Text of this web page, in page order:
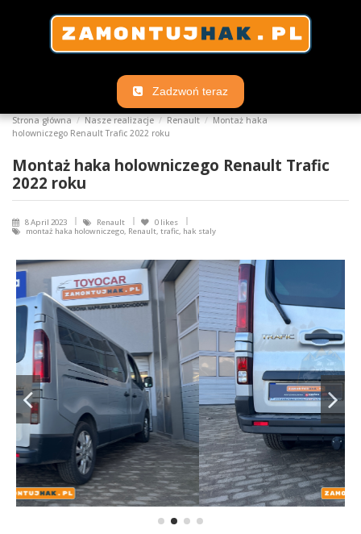
Zadzwoń teraz
Strona główna Nasze realizacje Renault
Montaż haka
holowniczego Renault Trafic 2022 roku
Montaż haka holowniczego Renault Trafic
2022 roku
8 April 2023 Renault 0 likes
montaż haka holowniczego, Renault, trafic, hak staly